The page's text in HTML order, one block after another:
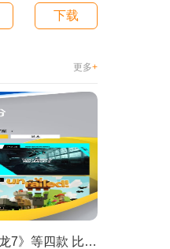
下载
更多+
8月PS+港服会免：《如龙7》等四款 比欧美服多一款